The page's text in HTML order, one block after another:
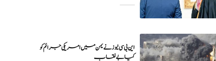
این بی سی نیوز نے یمن میں امریکی جرائم کو